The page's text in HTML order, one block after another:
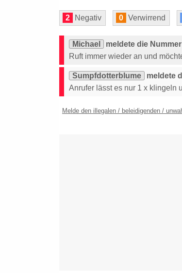
2 Negativ 0 Verwirrend
Michael
meldete die
Ruft immer wieder an und
Sumpfdotterblume
meldete
Anrufer lässt es nur 1 x klingeln
Melde den illegalen / beleidigenden /